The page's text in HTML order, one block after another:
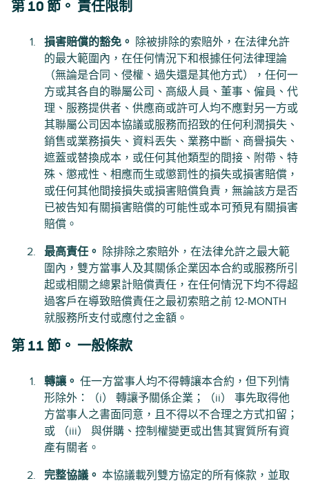
第 10 節。 責任限制
損害賠償的豁免。 除被排除的索賠外，在法律允許
的最大範圍內，在任何情況下和根據任何法律理論
（無論是合同、侵權、過失還是其他方式），任何一
方或其各自的聯屬公司、高級人員、董事、僱員、代
理、服務提供者、供應商或許可人均不應對另一方或
其聯屬公司因本協議或服務而招致的任何利潤損失、
銷售或業務損失、資料丟失、業務中斷、商譽損失、
遮蓋或替換成本，或任何其他類型的間接、附帶、特
殊、懲戒性、相應而生或懲罰性的損失或損害賠償，
或任何其他間接損失或損害賠償負責，無論該方是否
已被告知有關損害賠償的可能性或本可預見有關損害
賠償。
最高責任。 除排除之索賠外，在法律允許之最大範
圍內，雙方當事人及其關係企業因本合約或服務所引
起或相關之總累計賠償責任，在任何情況下均不得超
過客戶在導致賠償責任之最初索賠之前 12-MONTH
就服務所支付或應付之金額。
第 11 節。 一般條款
轉讓。 任一方當事人均不得轉讓本合約，但下列情
形除外：（i） 轉讓予關係企業；（ii） 事先取得他
方當事人之書面同意，且不得以不合理之方式扣留；
或 （iii） 與併購、控制權變更或出售其實質所有資
產有關者。
完整協議。 本協議載列雙方協定的所有條款，並取